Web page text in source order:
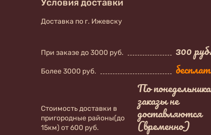
Условия доставки
Доставка по г. Ижевску
При заказе до 3000 руб. 300
Более 3000 руб.
Стоимость доставки в
пригородные районы(до
15км) от 600 руб.
По
заказы не
доставляются
(временно)